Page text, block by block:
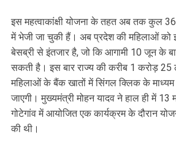
इस महत्वाकांक्षी योजना के तहत अब तक कुल
में भेजी जा चुकी हैं। अब प्रदेश की महिलाओं को
बेसब्री से इंतजार है, जो कि आगामी 10 जून के
सकती है। इस बार राज्य की करीब 1 करोड़
महिलाओं के बैंक खातों में सिंगल क्लिक के माध्यम
जाएगी। मुख्यमंत्री मोहन यादव ने हाल ही में
गोटेगांव में आयोजित एक कार्यक्रम के दौरान
की थी।